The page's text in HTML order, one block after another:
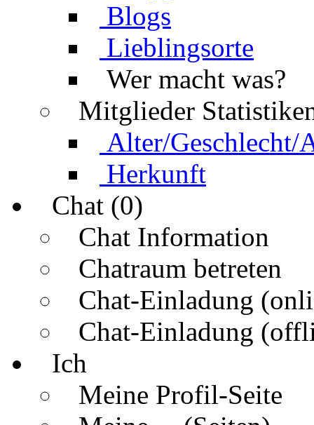
Blogs
Lieblingsorte
Wer macht was?
Mitglieder
Alter/Geschlecht/
Herkunft
Chat (0)
Chat Information
Chatraum betreten
Chat-Einladung
Chat-Einladung
Ich
Meine Profil-Seite